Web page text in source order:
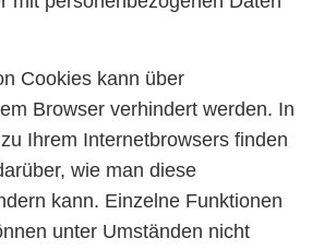
Cookies kann über
Browser verhindert werden. In
Ihrem Internetbrowsers finden
wie man diese
kann. Einzelne Funktionen
unter Umständen nicht